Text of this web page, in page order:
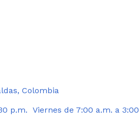
Colombia
p.m. Viernes de 7:00 a.m. a 3:00